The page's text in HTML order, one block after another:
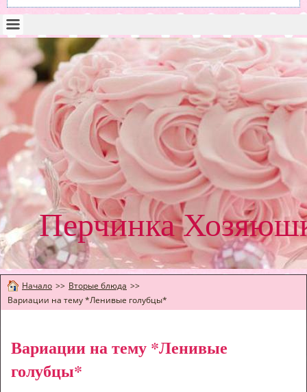
Перчинка
Начало >> Вторые блюда >>
Вариации на тему *Ленивые голубцы*
Вариации на тему *Ленивые
голубцы*